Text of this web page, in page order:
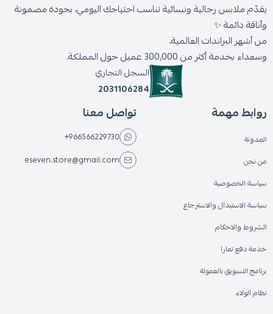
يقدّم ملابس رجالية ونسائية تناسب احتياجك اليومي، بجودة مضمونة
وأناقة دائمة ✨
من أشهر البراندات العالمية،
وسعداء بخدمة أكثر من 300,000 عميل حول المملكة.
السجل التجاري
2031106284
روابط مهمة
المدونة
من نحن
سياسة الخصوصية
سياسة الاستبدال والاسترجاع
الشروط والاحكام
خدمة دفع تمارا
برنامج التسويق بالعمولة
نظام الولاء
تواصل معنا
+966566229730
eseven.store@gmail.com